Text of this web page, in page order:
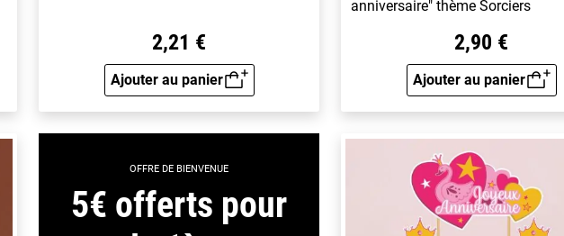
2,21 €
Ajouter au panier
Aperçu rapide
anniversaire" thème Sorciers
2,90 €
Ajouter au panier
Aperçu rapide
OFFRE DE BIENVENUE
5€ offerts pour